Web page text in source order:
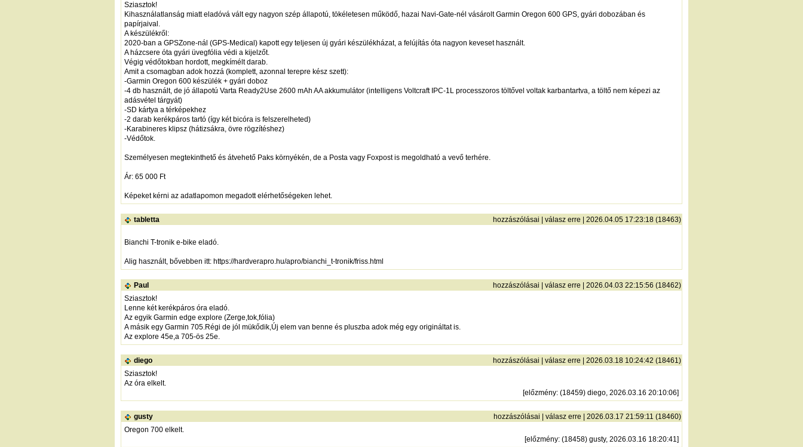
Sziasztok!
Kihasználatlanság miatt eladóvá vált egy nagyon szép állapotú, tökéletesen működő, hazai Navi-Gate-nél vásárolt Garmin Oregon 600 GPS, gyári dobozában és
papírjaival.
A készülékről:
2020-ban a GPSZone-nál (GPS-Medical) kapott egy teljesen új gyári készülékházat, a felújítás óta nagyon keveset használt.
A házcsere óta gyári üvegfólia védi a kijelzőt.
Végig védőtokban hordott, megkímélt darab.
Amit a csomagban adok hozzá (komplett, azonnal terepre kész szett):
-Garmin Oregon 600 készülék + gyári doboz
-4 db használt, de jó állapotú Varta Ready2Use 2600 mAh AA akkumulátor (intelligens Voltcraft IPC-1L processzoros töltővel voltak karbantartva, a töltő nem képezi az
adásvétel tárgyát)
-SD kártya a térképekhez
-2 darab kerékpáros tartó (így két bicóra is felszerelheted)
-Karabineres klipsz (hátizsákra, övre rögzítéshez)
-Védőtok.
Személyesen megtekinthető és átvehető Paks környékén, de a Posta vagy Foxpost is megoldható a vevő terhére.
Ár: 65 000 Ft
Képeket kérni az adatlapomon megadott elérhetőségeken lehet.
tabletta hozzászólásai válasz erre | 2026.04.05 17:23:18 (18463)
Bianchi T-tronik e-bike eladó.
Alig használt, bővebben itt: https://hardverapro.hu/apro/bianchi_t-tronik/friss.html
Paul hozzászólásai válasz erre | 2026.04.03 22:15:56 (18462)
Sziasztok!
Lenne két kerékpáros óra eladó.
Az egyik Garmin edge explore (Zerge,tok,fólia)
A másik egy Garmin 705.Régi de jól mükődik,Új elem van benne és pluszba adok még egy origináltat is.
Az explore 45e,a 705-ös 25e.
diego hozzászólásai válasz erre | 2026.03.18 10:24:42 (18461)
Sziasztok!
Az óra elkelt.
[előzmény: (18459) diego, 2026.03.16 20:10:06]
gusty hozzászólásai válasz erre | 2026.03.17 21:59:11 (18460)
Oregon 700 elkelt.
[előzmény: (18458) gusty, 2026.03.16 18:20:41]